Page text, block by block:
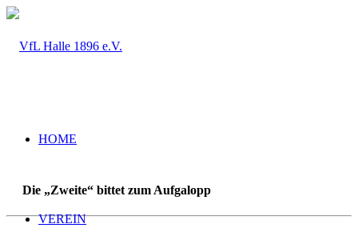
HOME
VEREIN
Die „Zweite“ bittet zum Aufgalopp